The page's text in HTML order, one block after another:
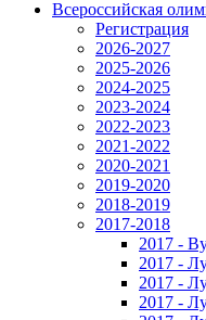
Всероссийская
Регистрация
2026-2027
2025-2026
2024-2025
2023-2024
2022-2023
2021-2022
2020-2021
2019-2020
2018-2019
2017-2018
2017 -
2017 -
2017 -
2017 -